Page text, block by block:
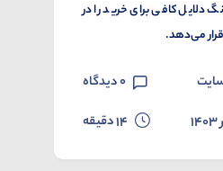
دلایل کافی برای خرید را در
قرار می‌دهد.
0دیدگاه
14دقیقه